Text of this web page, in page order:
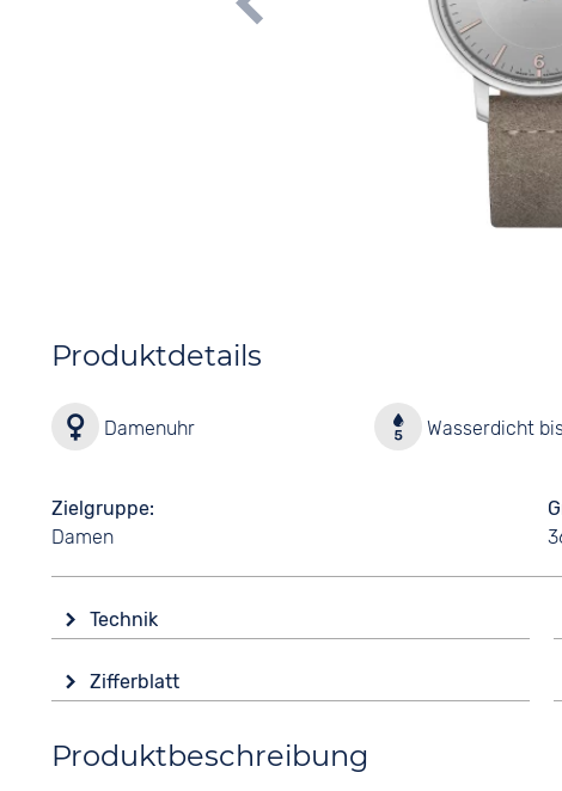
Produktdetails
Damenuhr Wasserdicht
Zielgruppe
Damen
Technik
Batterie (Quarz)
5 bar
Zifferblatt
Analog
Produktbeschreibung